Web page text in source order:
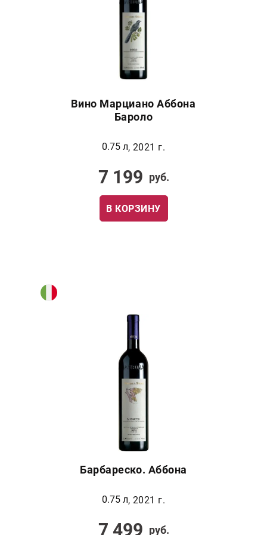
Вино Марциано Аббона
Бароло
0.75 л, 2021 г.
7 199 руб.
В КОРЗИНУ
Барбареско. Аббона
0.75 л, 2021 г.
7 499 руб.